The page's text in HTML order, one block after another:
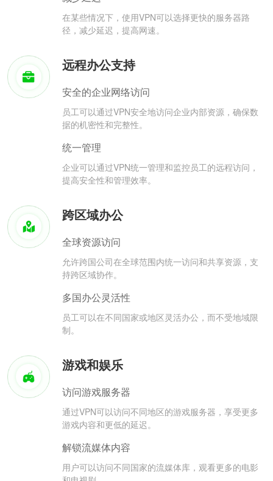
在某些情况下，使用VPN可以选择更快的服务器路
径，减少延迟，提高网速。
远程办公支持
安全的企业网络访问
员工可以通过VPN安全地访问企业内部资源，确保数
据的机密性和完整性。
统一管理
企业可以通过VPN统一管理和监控员工的远程访问，
提高安全性和管理效率。
跨区域办公
全球资源访问
允许跨国公司在全球范围内统一访问和共享资源，支
持跨区域协作。
多国办公灵活性
员工可以在不同国家或地区灵活办公，而不受地域限
制。
游戏和娱乐
访问游戏服务器
通过VPN可以访问不同地区的游戏服务器，享受更多
游戏内容和更低的延迟。
解锁流媒体内容
用户可以访问不同国家的流媒体库，观看更多的电影